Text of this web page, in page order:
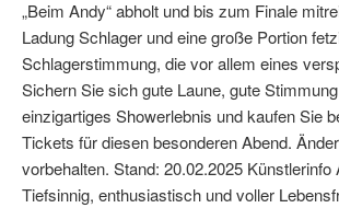
„Beim Andy“ abholt und bis zum Finale
Ladung Schlager und eine große Portion
Schlagerstimmung, die vor allem eines
Sichern Sie sich gute Laune, gute
einzigartiges Showerlebnis und kaufen Sie
Tickets für diesen besonderen Abend.
vorbehalten. Stand: 20.02.2025 Künstlerinfo
Tiefsinnig, enthusiastisch und voller